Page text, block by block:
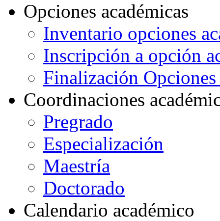
Opciones académicas
Inventario opciones
Inscripción a opción
Finalización Opciones
Coordinaciones
Pregrado
Especialización
Maestría
Doctorado
Calendario académico